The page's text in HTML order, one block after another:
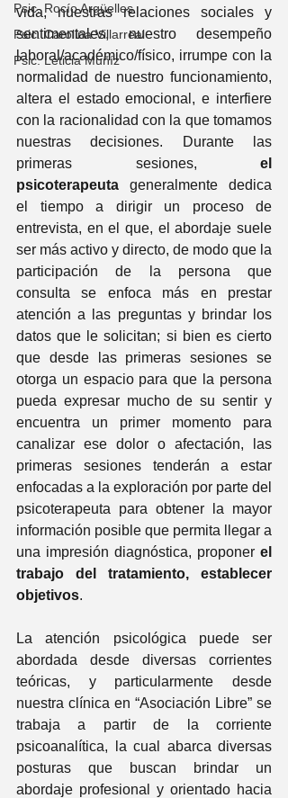
Psic. Rocío Argüelles
Psic. Carolina Villarreal
Psic. Leticia Muñíz
vida, nuestras relaciones sociales y
sentimentales, nuestro desempeño
laboral/académico/físico, irrumpe con la
normalidad de nuestro funcionamiento,
altera el estado emocional, e interfiere
con la racionalidad con la que tomamos
nuestras decisiones. Durante las
primeras sesiones, el
psicoterapeuta generalmente dedica
el tiempo a dirigir un proceso de
entrevista, en el que, el abordaje suele
ser más activo y directo, de modo que la
participación de la persona que
consulta se enfoca más en prestar
atención a las preguntas y brindar los
datos que le solicitan; si bien es cierto
que desde las primeras sesiones se
otorga un espacio para que la persona
pueda expresar mucho de su sentir y
encuentra un primer momento para
canalizar ese dolor o afectación, las
primeras sesiones tenderán a estar
enfocadas a la exploración por parte del
psicoterapeuta para obtener la mayor
información posible que permita llegar a
una impresión diagnóstica, proponer el
trabajo del tratamiento, establecer
objetivos.
La atención psicológica puede ser
abordada desde diversas corrientes
teóricas, y particularmente desde
nuestra clínica en “Asociación Libre” se
trabaja a partir de la corriente
psicoanalítica, la cual abarca diversas
posturas que buscan brindar un
abordaje profesional y orientado hacia